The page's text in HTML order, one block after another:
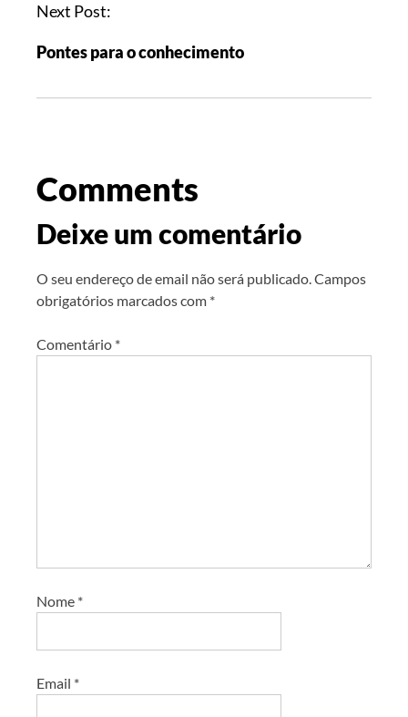
Next Post:
Pontes para o conhecimento
Comments
Deixe um comentário
O seu endereço de email não será publicado.Campos
obrigatórios marcados com *
Comentário *
Nome *
Email *